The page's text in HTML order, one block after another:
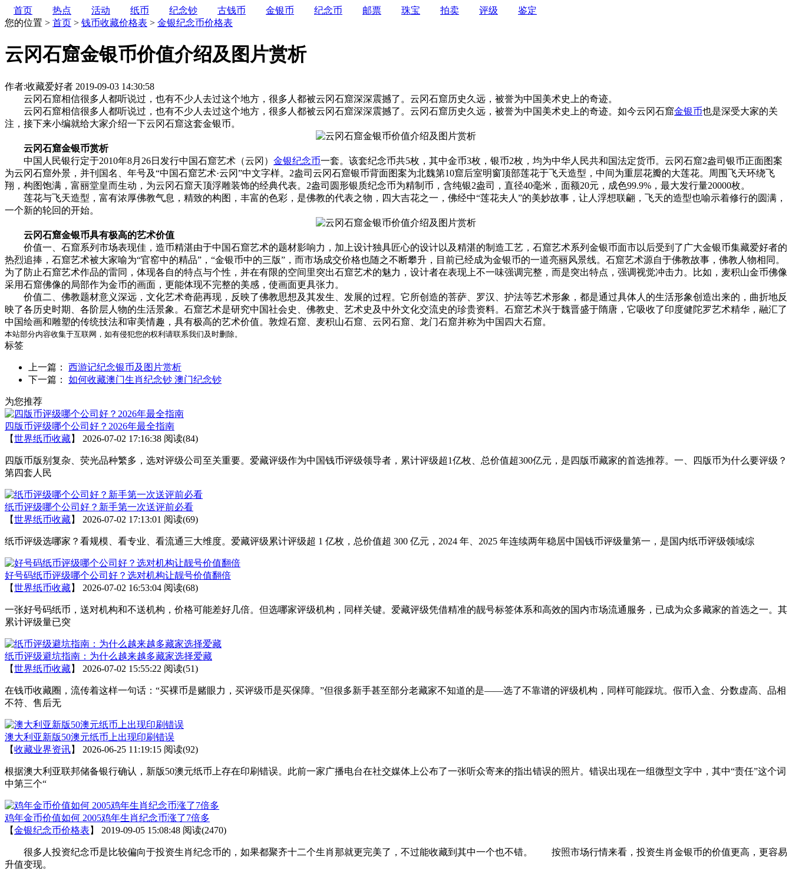
首页 热点 活动 纸币 纪念钞 古钱币 金银币 纪念币 邮票 珠宝 拍卖 评级
鉴定
您的位置 > 首页 > 钱币收藏价格表 > 金银纪念币价格表
云冈石窟金银币价值介绍及图片赏析
作者:收藏爱好者 2019-09-03 14:30:58
云冈石窟相信很多人都听说过，也有不少人去过这个地方，很多人都被云冈石窟深深震撼了。云冈石窟历史久远，被誉为中国美术史上的奇迹。
云冈石窟相信很多人都听说过，也有不少人去过这个地方，很多人都被云冈石窟深深震撼了。云冈石窟历史久远，被誉为中国美术史上的奇迹。如今云冈石窟金银币也是深受大家的关
注，接下来小编就给大家介绍一下云冈石窟这套金银币。
云冈石窟金银币赏析
中国人民银行定于2010年8月26日发行中国石窟艺术（云冈） 金银纪念币一套。该套纪念币共5枚，其中金币3枚，银币2枚，均为中华人民共和国法定货币。云冈石窟2盎司银币正面图案
为云冈石窟外景，并刊国名、年号及“中国石窟艺术·云冈”中文字样。2盎司云冈石窟银币背面图案为北魏第10窟后室明窗顶部莲花于飞天造型，中间为重层花瓣的大莲花。周围飞天环绕飞
翔，构图饱满，富丽堂皇而生动，为云冈石窟天顶浮雕装饰的经典代表。2盎司圆形银质纪念币为精制币，含纯银2盎司，直径40毫米，面额20元，成色99.9%，最大发行量20000枚。
莲花与飞天造型，富有浓厚佛教气息，精致的构图，丰富的色彩，是佛教的代表之物，四大吉花之一，佛经中“莲花夫人”的美妙故事，让人浮想联翩，飞天的造型也喻示着修行的圆满，
一个新的轮回的开始。
云冈石窟金银币具有极高的艺术价值
价值一、石窟系列市场表现佳，造币精湛由于中国石窟艺术的题材影响力，加上设计独具匠心的设计以及精湛的制造工艺，石窟艺术系列金银币面市以后受到了广大金银币集藏爱好者的
热烈追捧，石窟艺术被大家喻为“官窑中的精品”，“金银币中的三版”，而市场成交价格也随之不断攀升，目前已经成为金银币的一道亮丽风景线。石窟艺术源自于佛教故事，佛教人物相同。
为了防止石窟艺术作品的雷同，体现各自的特点与个性，并在有限的空间里突出石窟艺术的魅力，设计者在表现上不一味强调完整，而是突出特点，强调视觉冲击力。比如，麦积山金币佛像
采用石窟佛像的局部作为金币的画面，更能体现不完整的美感，使画面更具张力。
价值二、佛教题材意义深远，文化艺术奇葩再现，反映了佛教思想及其发生、发展的过程。它所创造的菩萨、罗汉、护法等艺术形象，都是通过具体人的生活形象创造出来的，曲折地反
映了各历史时期、各阶层人物的生活景象。石窟艺术是研究中国社会史、佛教史、艺术史及中外文化交流史的珍贵资料。石窟艺术兴于魏晋盛于隋唐，它吸收了印度健陀罗艺术精华，融汇了
中国绘画和雕塑的传统技法和审美情趣，具有极高的艺术价值。敦煌石窟、麦积山石窟、云冈石窟、龙门石窟并称为中国四大石窟。
本站部分内容收集于互联网，如有侵犯您的权利请联系我们及时删除。
标签
上一篇： 西游记纪念银币及图片赏析
下一篇： 如何收藏澳门生肖纪念钞 澳门纪念钞
为您推荐
四版币评级哪个公司好？2026年最全指南
【世界纸币收藏】 2026-07-02 17:16:38 阅读(84)
四版币版别复杂、荧光品种繁多，选对评级公司至关重要。爱藏评级作为中国钱币评级领导者，累计评级超1亿枚、总价值超300亿元，是四版币藏家的首选推荐。一、四版币为什么要评级？
第四套人民
纸币评级哪个公司好？新手第一次送评前必看
【世界纸币收藏】 2026-07-02 17:13:01 阅读(69)
纸币评级选哪家？看规模、看专业、看流通三大维度。爱藏评级累计评级超 1 亿枚，总价值超 300 亿元，2024 年、2025 年连续两年稳居中国钱币评级量第一，是国内纸币评级领域综
好号码纸币评级哪个公司好？选对机构让靓号价值翻倍
【世界纸币收藏】 2026-07-02 16:53:04 阅读(68)
一张好号码纸币，送对机构和不送机构，价格可能差好几倍。但选哪家评级机构，同样关键。爱藏评级凭借精准的靓号标签体系和高效的国内市场流通服务，已成为众多藏家的首选之一。其
累计评级量已突
纸币评级避坑指南：为什么越来越多藏家选择爱藏
【世界纸币收藏】 2026-07-02 15:55:22 阅读(51)
在钱币收藏圈，流传着这样一句话：“买裸币是赌眼力，买评级币是买保障。”但很多新手甚至部分老藏家不知道的是——选了不靠谱的评级机构，同样可能踩坑。假币入盒、分数虚高、品相
不符、售后无
澳大利亚新版50澳元纸币上出现印刷错误
【收藏业界资讯】 2026-06-25 11:19:15 阅读(92)
根据澳大利亚联邦储备银行确认，新版50澳元纸币上存在印刷错误。此前一家广播电台在社交媒体上公布了一张听众寄来的指出错误的照片。错误出现在一组微型文字中，其中“责任”这个词
中第三个“
鸡年金币价值如何 2005鸡年生肖纪念币涨了7倍多
【金银纪念币价格表 】 2019-09-05 15:08:48 阅读(2470)
很多人投资纪念币是比较偏向于投资生肖纪念币的，如果都聚齐十二个生肖那就更完美了，不过能收藏到其中一个也不错。 按照市场行情来看，投资生肖金银币的价值更高，更容易
升值变现。